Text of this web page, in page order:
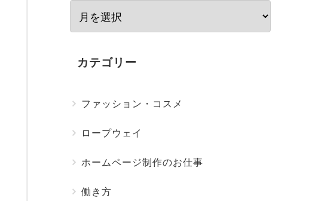
カテゴリー
ファッション・コスメ
ロープウェイ
ホームページ制作のお仕事
働き方